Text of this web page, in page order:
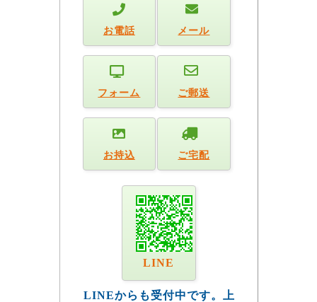
お電話 メール
フォーム ご郵送
お持込 ご宅配
LINE
LINEからも受付中です。上